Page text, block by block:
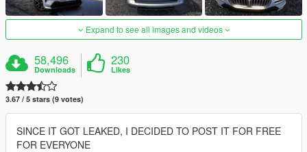
Expand to see all images and videos
58,496
Downloads
230
Likes
3.67 / 5 stars (9 votes)
SINCE IT GOT LEAKED, I DECIDED TO POST IT FOR FREE
FOR EVERYONE